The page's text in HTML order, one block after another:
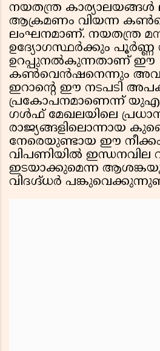
നയതന്ത്ര കാര്യാലയങ്ങൾ
ആക്രമണം വിയന്ന
ലംഘനമാണ്. നയതന്ത്ര
ഉദ്യോഗസ്ഥർക്കും
ഉറപ്പുനൽകുന്നതാണ് ഈ
കൺവെൻഷനെന്നും അവർ
ഇറാൻ്റെ ഈ നടപടി
പ്രകോപനമാണെന്ന് യുഎഇ
ഗൾഫ് മേഖലയിലെ
രാജ്യങ്ങളിലൊന്നായ
നേരെയുണ്ടായ ഈ
വിപണിയിൽ ഇന്ധനവില
ഇടയാക്കുമെന്ന
വിദഗ്ദ്ധർ